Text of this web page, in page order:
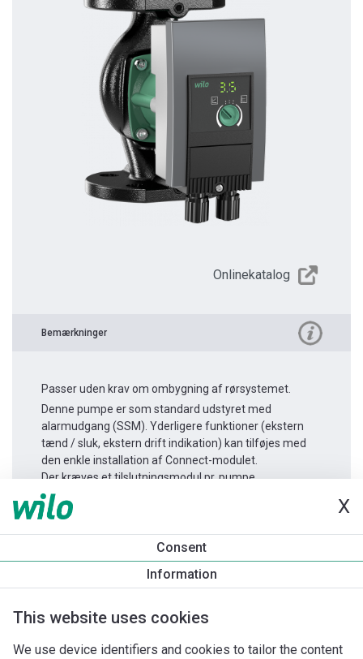
X
Consent
Information
This website uses cookies
We use device identifiers and cookies to tailor the content
Onlinekatalog
Bemærkninger
Passer uden krav om ombygning af rørsystemet.
Denne pumpe er som standard udstyret med
alarmudgang (SSM). Yderligere funktioner (ekstern
tænd / sluk, ekstern drift indikation) kan tilføjes med
den enkle installation af Connect-modulet.
Der kræves et tilslutningsmodul pr. pumpe.
Produktinformation